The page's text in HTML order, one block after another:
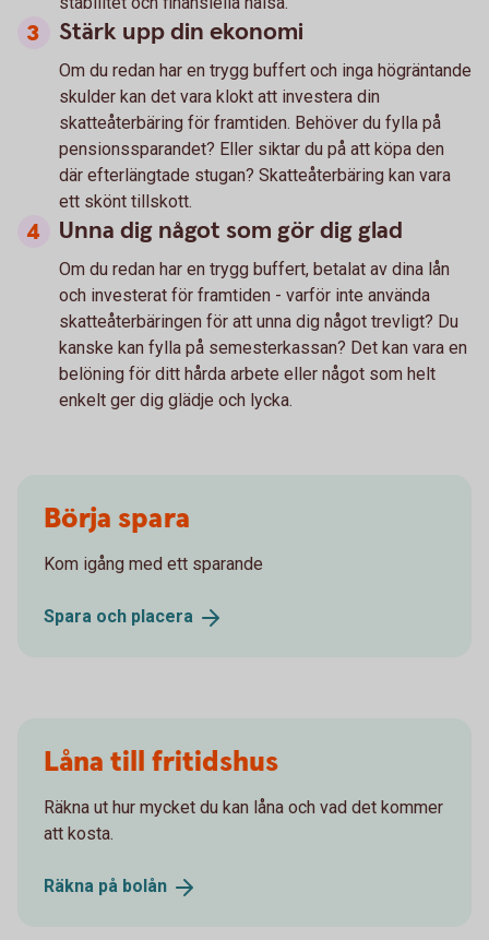
Stärk upp din ekonomi
Om du redan har en trygg buffert och inga högräntande
skulder kan det vara klokt att investera din
skatteåterbäring för framtiden. Behöver du fylla på
pensionssparandet? Eller siktar du på att köpa den
där efterlängtade stugan? Skatteåterbäring kan vara
ett skönt tillskott.
Unna dig något som gör dig glad
Om du redan har en trygg buffert, betalat av dina lån
och investerat för framtiden - varför inte använda
skatteåterbäringen för att unna dig något trevligt? Du
kanske kan fylla på semesterkassan? Det kan vara en
belöning för ditt hårda arbete eller något som helt
enkelt ger dig glädje och lycka.
Börja spara
Kom igång med ett sparande
Spara och placera
Låna till fritidshus
Räkna ut hur mycket du kan låna och vad det kommer
att kosta.
Räkna på bolån